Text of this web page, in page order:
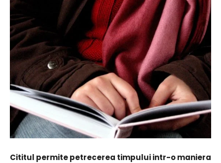
Cititul permite petrecerea timpului intr-o maniera